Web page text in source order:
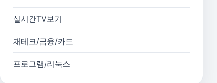
실시간TV보기
재테크/금융/카드
프로그램/리눅스